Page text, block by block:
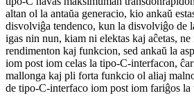
altan ol la antaŭa generacio, kio ankaŭ
disvolviĝa tendenco, kun la disvolviĝo de
igas nin nun, kiam ni elektas kaj aĉetas,
rendimenton kaj funkcion, sed ankaŭ la
iom post iom celas la tipo-C-interfacon,
mallonga kaj pli forta funkcio ol aliaj
de tipo-C-interfaco iom post iom fariĝos la